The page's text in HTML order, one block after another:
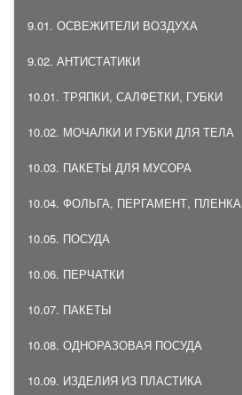
9.01. ОСВЕЖИТЕЛИ ВОЗДУХА
9.02. АНТИСТАТИКИ
10.01. ТРЯПКИ, САЛФЕТКИ, ГУБКИ
10.02. МОЧАЛКИ И ГУБКИ ДЛЯ ТЕЛА
10.03. ПАКЕТЫ ДЛЯ МУСОРА
10.04. ФОЛЬГА, ПЕРГАМЕНТ, ПЛЕНКА
10.05. ПОСУДА
10.06. ПЕРЧАТКИ
10.07. ПАКЕТЫ
10.08. ОДНОРАЗОВАЯ ПОСУДА
10.09. ИЗДЕЛИЯ ИЗ ПЛАСТИКА